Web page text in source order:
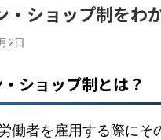
・ショップ制をわ
2日
ショップ制とは？
働者を雇用する際にそ